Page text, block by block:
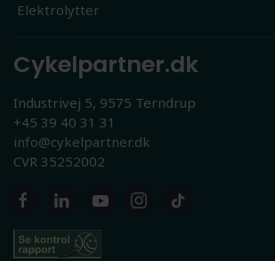
Elektrolytter
Cykelpartner.dk
Industrivej 5, 9575 Terndrup
+45 39 40 31 31
info@cykelpartner.dk
CVR 35252002